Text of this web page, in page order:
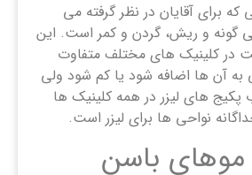
برای آقایان در نظر گرفته می
گونه و ریش، گردن و کمر است. این
در کلینیک های مختلف متفاوت
به آن ها اضافه شود یا کم شود ولی
های لیزر در همه کلینیک ها
نواحی ها برای لیزر است.
موهای باسن